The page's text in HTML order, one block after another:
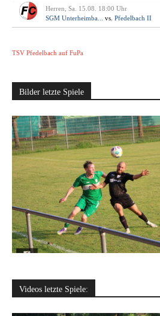
Herren, Sa. 15.08. 18:00 Uhr
SGM Unterheimba...
vs. Pfedelbach II
TSV Pfedelbach auf FuPa
Bilder letzte Spiele
Videos letzte Spiele: